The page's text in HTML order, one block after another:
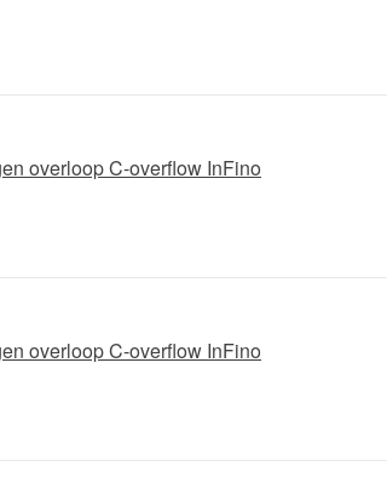
overloop C-overflow InFino
overloop C-overflow InFino